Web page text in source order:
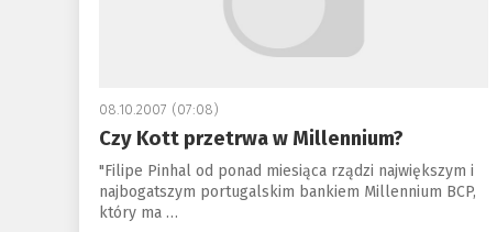
08.10.2007 (07:08)
Czy Kott przetrwa w Millennium?
"Filipe Pinhal od ponad miesiąca rządzi największym i
najbogatszym portugalskim bankiem Millennium BCP,
który ma …